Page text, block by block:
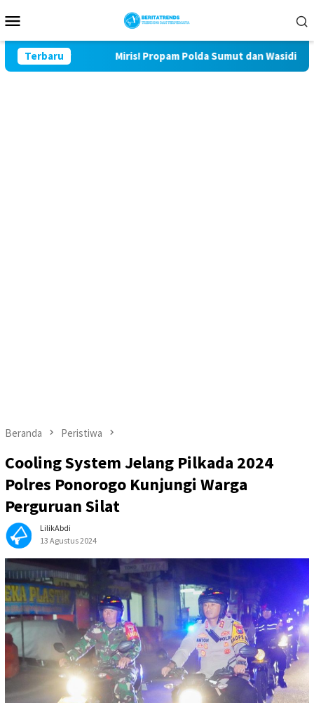
ke
Mobile
Terbaru
Lor Miris! Propam Polda Sumut dan Wasidik
Beranda Peristiwa
Cooling System Jelang Pilkada 2024
Polres Ponorogo Kunjungi Warga
Perguruan Silat
LilikAbdi
13 Agustus 2024